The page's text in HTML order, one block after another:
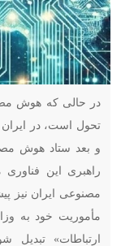
در حالی که هوش
تحول است، در
و بعد ستاد هوش
راهبری این
مصنوعی ایران نیز
مأموریت خود به
ارتباطات» تبدیل